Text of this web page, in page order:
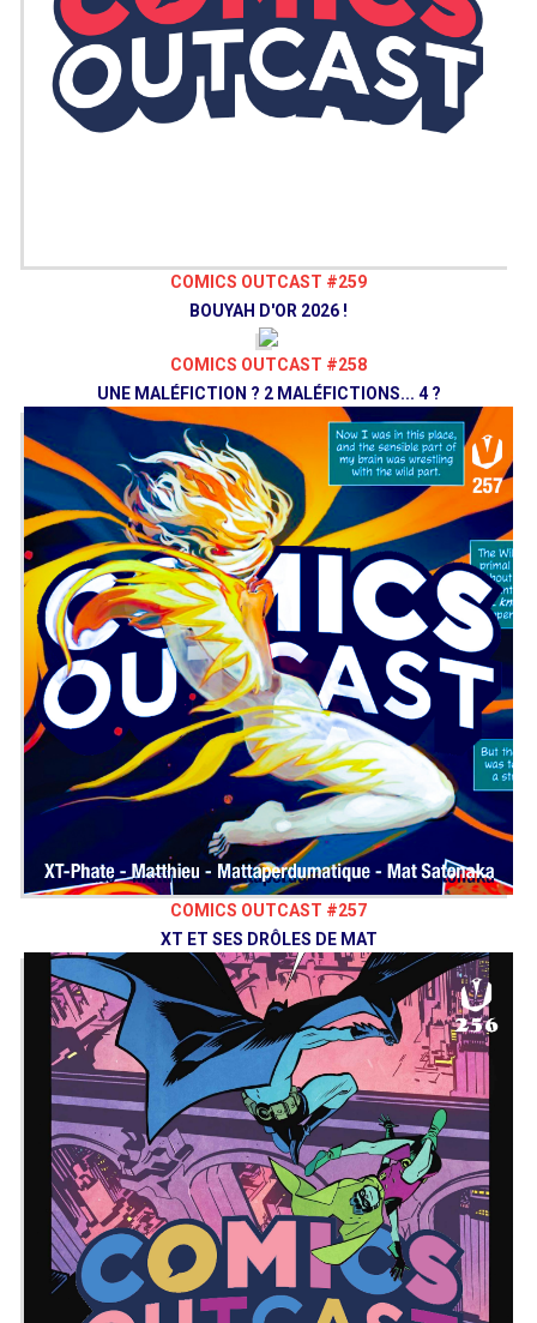
COMICS OUTCAST #259
BOUYAH D'OR 2026 !
COMICS OUTCAST #258
UNE MALÉFICTION ? 2 MALÉFICTIONS... 4 ?
COMICS OUTCAST #257
XT ET SES DRÔLES DE MAT